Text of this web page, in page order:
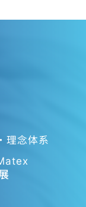
理念体系